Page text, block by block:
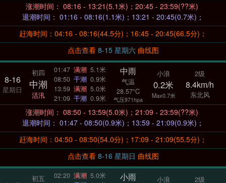
涨潮时间： 08:16 - 13:21(5.1米)；20:45 - 23:59(??米)
退潮时间： 01:16 - 08:16(1.1米)；13:21 - 20:45(0.7米)；
赶海时间：04:16 - 08:16(44.5分)；16:45 - 20:45(66.5分)；
点击查看
8-15 星期六 曲线图
8-16
星期日
初四
中潮
活汛
01:47 满潮 5.1米
08:50 干潮 0.9米
13:59 满潮 5.0米
21:09 干潮 0.9米
中雨
气温
28.57°C
气压971hpa
小浪
0.2米
Max0.7米
2级
8.4km/h
东北风
涨潮时间： 08:50 - 13:59(5.0米)；21:09 - 23:59(??米)
退潮时间： 01:47 - 08:50(0.9米)；13:59 - 21:09(0.9米)；
赶海时间：04:50 - 08:50(54.0分)；17:09 - 21:09(55.5分)；
点击查看
8-16 星期日 曲线图
初五 02:20 满潮 5.0米
小雨 小浪 2级